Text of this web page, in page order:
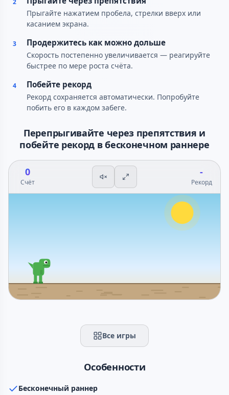
2
Прыгайте нажатием пробела, стрелки вверх или
касанием экрана.
3 Продержитесь как можно дольше
Скорость постепенно увеличивается — реагируйте
быстрее по мере роста счёта.
4 Побейте рекорд
Рекорд сохраняется автоматически. Попробуйте
побить его в каждом забеге.
Перепрыгивайте через препятствия и
побейте рекорд в бесконечном раннере
0
Счёт
-
Рекорд
Все игры
Особенности
Бесконечный раннер